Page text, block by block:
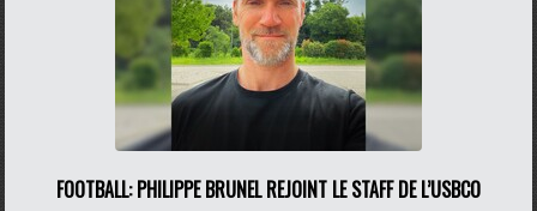
FOOTBALL: PHILIPPE BRUNEL REJOINT LE STAFF DE L’USBCO